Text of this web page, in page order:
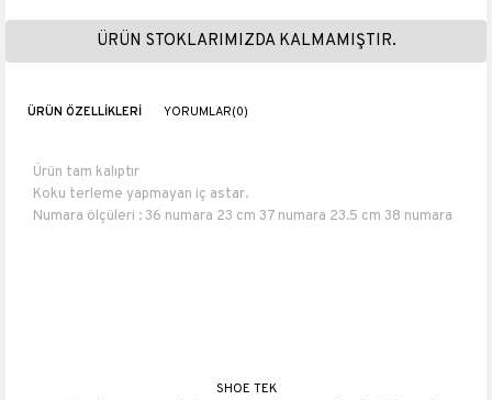
ÜRÜN STOKLARIMIZDA KALMAMIŞTIR.
ÜRÜN ÖZELLIKLERI YORUMLAR(0)
Ürün tam kalıptır
Koku terleme yapmayan iç astar.
Numara ölçüleri : 36 numara 23 cm 37 numara 23.5 cm 38 numara
SHOE TEK